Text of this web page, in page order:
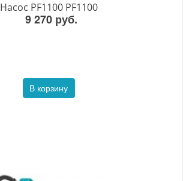
Насос PF1100 PF1100
9 270 руб.
В корзину